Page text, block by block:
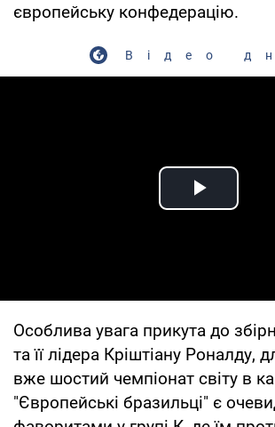
європейську конфедерацію.
Відео
Play
Особлива увага прикута до
та її лідера Кріштіану Роналду,
вже шостий чемпіонат світу в
"Європейські бразильці" є